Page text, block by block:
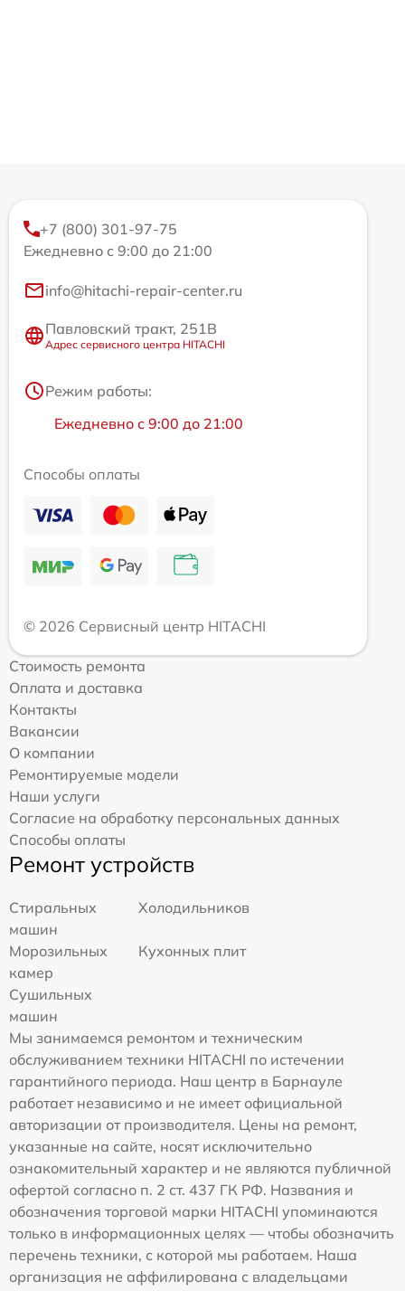
+7 (800) 301-97-75
Ежедневно с 9:00 до 21:00
info@hitachi-repair-center.ru
Павловский тракт, 251В
Адрес сервисного центра HITACHI
Режим работы:
Ежедневно с 9:00 до 21:00
Способы оплаты
© 2026 Сервисный центр HITACHI
Стоимость ремонта
Оплата и доставка
Контакты
Вакансии
О компании
Ремонтируемые модели
Наши услуги
Согласие на обработку персональных данных
Способы оплаты
Ремонт устройств
Стиральных
машин
Холодильников
Морозильных
камер
Кухонных плит
Сушильных
машин
Мы занимаемся ремонтом и техническим
обслуживанием техники HITACHI по истечении
гарантийного периода. Наш центр в Барнауле
работает независимо и не имеет официальной
авторизации от производителя. Цены на ремонт,
указанные на сайте, носят исключительно
ознакомительный характер и не являются публичной
офертой согласно п. 2 ст. 437 ГК РФ. Названия и
обозначения торговой марки HITACHI упоминаются
только в информационных целях — чтобы обозначить
перечень техники, с которой мы работаем. Наша
организация не аффилирована с владельцами